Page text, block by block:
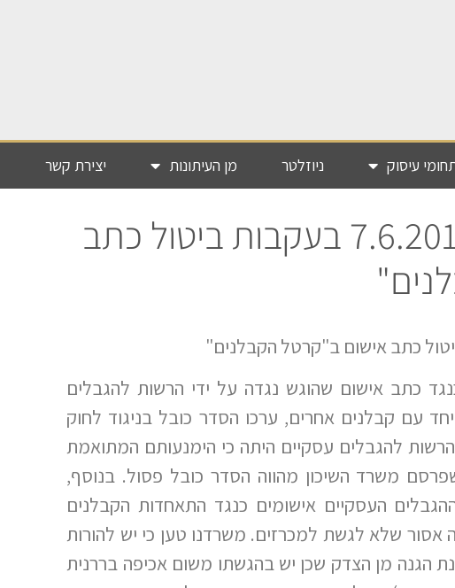
עיסוק ניוזלטר מן העיתונות יצירת קשר
כתבה בדה מרקר 7.6.2012 בעקבות ביטול כתב
כתב אישום שהוגש נגדה על ידי הרשות להגבלים
עם קבלנים אחרים, ערכו הסדר כובל בניגוד לחוק
להגבלים עסקיים היתה כי הימנעותם המתואמת
משרד השיכון מהווה הסדר כובל פסול. בנוסף,
העסקיים אישומים כנגד התאחדות הקבלנים
אסור שלא לגשת למכרזים. משרדנו טען כי יש להורות
הגנה מן הצדק שכן יש בהגשתו משום אכיפה בררנית